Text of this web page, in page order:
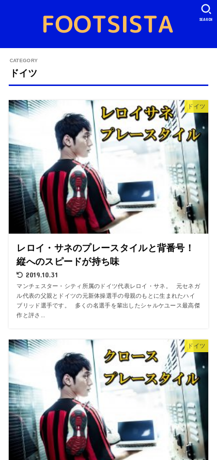
SEARCH
ドイツ
ドイツ
レロイ・サネのプレースタイルと背番号！
縦へのスピードが持ち味
2019.10.31
マンチェスター・シティ所属のドイツ代表レロイ・サネ。 元セネガ
ル代表の父親とドイツの元新体操選手の母親のもとに生まれたハイ
ブリッド選手です。 多くの名選手を輩出したシャルケユース最高傑
作と評さ...
ドイツ